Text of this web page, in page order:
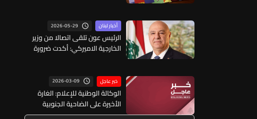
أخبار لبنان 2026-05-29
الرئيس عون تلقى اتصالا من وزير
الخارجية الاميركي: أكدت ضرورة
خبر عاجل 2026-03-09
الوكالة الوطنية للإعلام: الغارة
الأخيرة على الضاحية الجنوبية
استهدفت مبنى القرض الحسن في